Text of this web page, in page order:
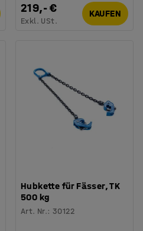
219,- €
Exkl. USt.
KAUFEN
Hubkette für Fässer, TK
500 kg
Art. Nr.:30122